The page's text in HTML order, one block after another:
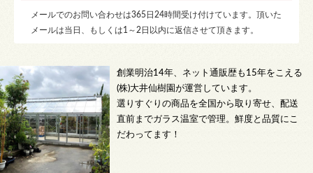
メールでのお問い合わせは365日24時間受け付けています。頂いた
メールは当日、もしくは1～2日以内に返信させて頂きます。
創業明治14年、ネット通販歴も15年をこえる
(株)大井仙樹園が運営しています。
選りすぐりの商品を全国から取り寄せ、配送
直前までガラス温室で管理。鮮度と品質にこ
だわってます！